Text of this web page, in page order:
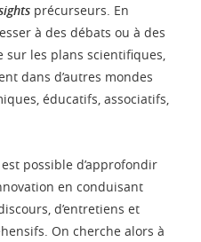
précurseurs. En
à des débats ou à des
sur les plans scientifiques,
dans d’autres mondes
éducatifs, associatifs,
possible d’approfondir
en conduisant
d’entretiens et
On cherche alors à